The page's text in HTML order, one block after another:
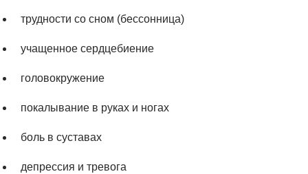
трудности со сном (бессонница)
учащенное сердцебиение
головокружение
покалывание в руках и ногах
боль в суставах
депрессия и тревога